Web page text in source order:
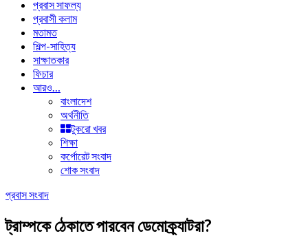
প্রবাস সাফল্য
প্রবাসী কলাম
মতামত
শিল্প-সাহিত্য
সাক্ষাতকার
ফিচার
আরও…
বাংলাদেশ
অর্থনীতি
টুকরো খবর
শিক্ষা
কর্পোরেট সংবাদ
শোক সংবাদ
প্রবাস সংবাদ
ট্রাম্পকে ঠেকাতে পারবেন ডেমোক্র্যাটরা?